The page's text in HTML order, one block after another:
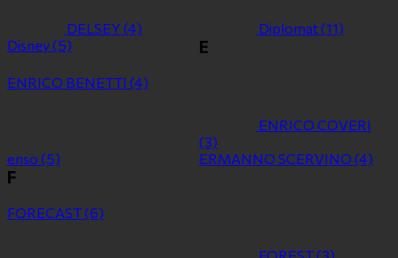
DELSEY (4) Diplomat(11)
Disney(5) E
ENRICO BENETTI (4)
ENRICO COVERI
(3)
enso (5) ERMANNO SCERVINO (4)
F
FORECAST(6)
FOREST(3)